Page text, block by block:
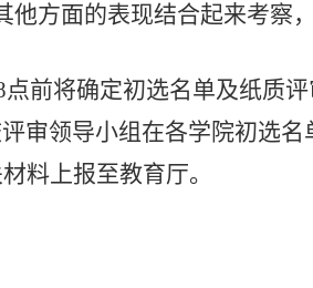
方面的表现结合起来考察
点前将确定初选名单及纸质评
审领导小组在各学院初选
料上报至教育厅。